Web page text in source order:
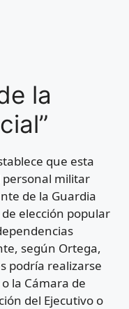
la
que esta
personal militar
de la Guardia
elección popular
según Ortega,
podría realizarse
la Cámara de
del Ejecutivo o